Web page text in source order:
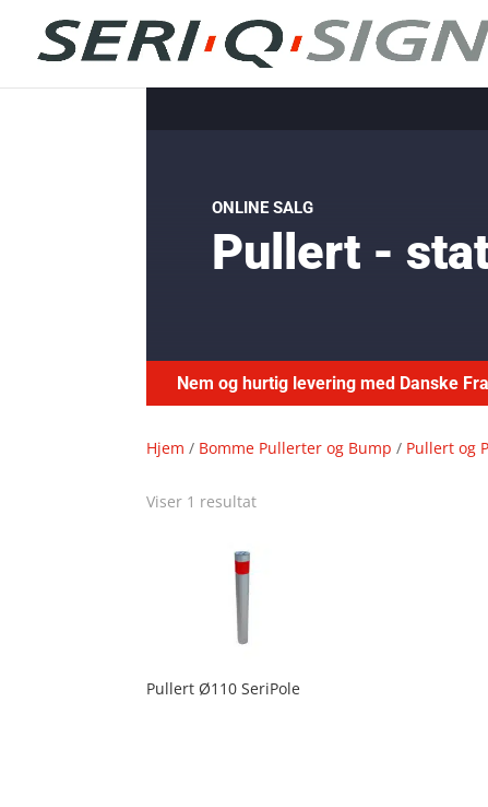
ONLINE SALG
Pullert -
Nem og hurtig levering med Danske
Hjem / Bomme Pullerter og Bump / Pullert og
Viser 1 resultat
Pullert Ø110 SeriPole